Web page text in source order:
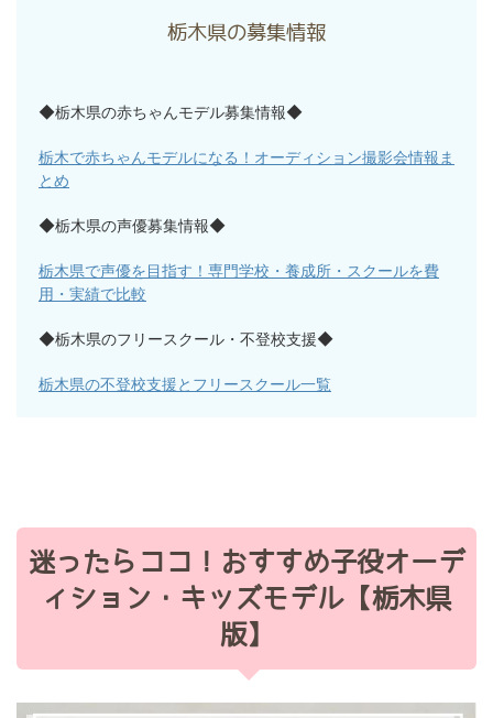
栃木県の募集情報
◆栃木県の赤ちゃんモデル募集情報◆
栃木で赤ちゃんモデルになる！オーディション撮影会情報ま
とめ
◆栃木県の声優募集情報◆
栃木県で声優を目指す！専門学校・養成所・スクールを費
用・実績で比較
◆栃木県のフリースクール・不登校支援◆
栃木県の不登校支援とフリースクール一覧
迷ったらココ！おすすめ子役オーデ
ィション・キッズモデル【栃木県
版】